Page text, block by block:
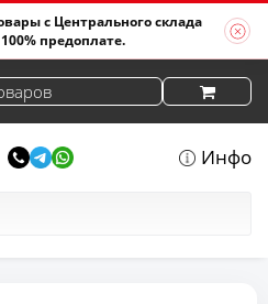
с Центрального склада
предоплате.
Инфо